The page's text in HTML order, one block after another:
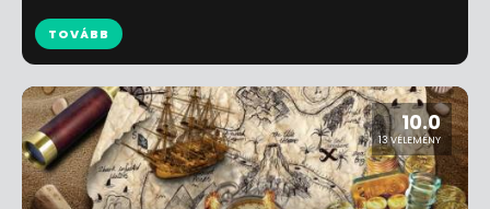
TOVÁBB
10.0
13 VÉLEMÉNY